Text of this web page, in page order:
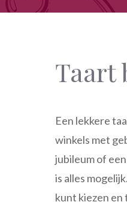
Taart
Een lekkere
winkels met
jubileum of
is alles
kunt kiezen en